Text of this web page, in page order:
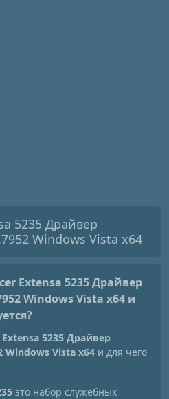
5235 Драйвер
Windows Vista x64
Extensa 5235 Драйвер
Windows Vista x64 и
5235 Драйвер
Windows Vista x64 и для чего
это набор служебных